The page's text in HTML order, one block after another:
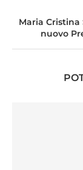
Maria
nuovo